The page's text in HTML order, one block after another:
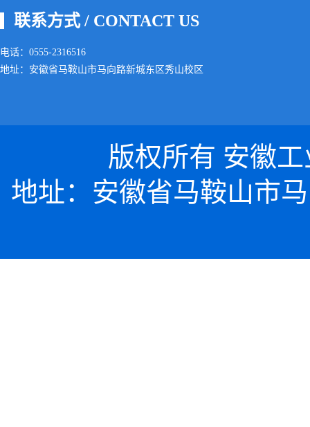
联系方式 / CONTACT US
电话：0555-2316516
地址：安徽省马鞍山市马向路新城东区秀山校区
版权所有 安徽
地址：安徽省马鞍山市